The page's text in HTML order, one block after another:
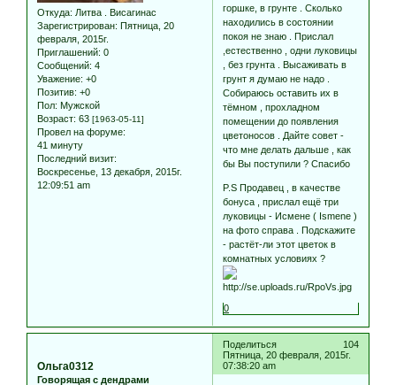
Откуда: Литва . Висагинас
Зарегистрирован: Пятница, 20
февраля, 2015г.
Приглашений: 0
Сообщений: 4
Уважение: +0
Позитив: +0
Пол: Мужской
Возраст: 63 [1963-05-11]
Провел на форуме:
41 минуту
Последний визит:
Воскресенье, 13 декабря, 2015г.
12:09:51 am
горшке, в грунте . Сколько
находились в состоянии
покоя не знаю . Прислал
,естественно , одни луковицы
, без грунта . Высаживать в
грунт я думаю не надо .
Собираюсь оставить их в
тёмном , прохладном
помещении до появления
цветоносов . Дайте совет -
что мне делать дальше , как
бы Вы поступили ? Спасибо
P.S Продавец , в качестве
бонуса , прислал ещё три
луковицы - Исмене ( Ismene )
на фото справа . Подскажите
- растёт-ли этот цветок в
комнатных условиях ?
0
Поделиться
104
Пятница, 20 февраля, 2015г.
07:38:20 am
Ольга0312
Говорящая с дендрами